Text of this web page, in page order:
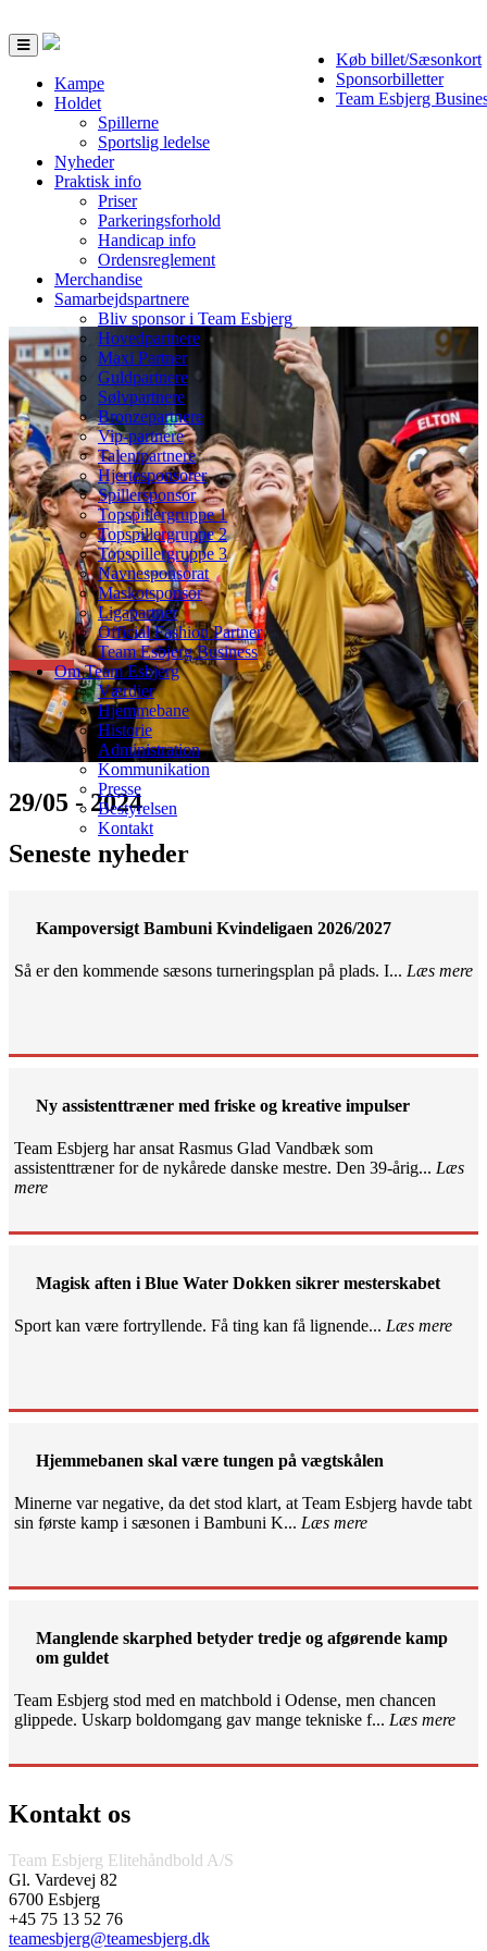
Køb billet/Sæsonkort
Sponsorbilletter
Team Esbjerg
Toggle
navigation
Kampe
Holdet
Spillerne
Sportslig ledelse
Nyheder
Praktisk info
Priser
Parkeringsforhold
Handicap info
Ordensreglement
Merchandise
Samarbejdspartnere
Bliv sponsor i Team Esbjerg
Hovedpartnere
Maxi Partner
Guldpartnere
Sølvpartnere
Bronzepartnere
Vip-partnere
Talentpartnere
Hjertesponsorer
Spillersponsor
Topspillergruppe 1
Topspillergruppe 2
Topspillergruppe 3
Navnesponsorat
Maskotsponsor
Ligapartner
Official Fashion Partner
Team Esbjerg Business
Om Team Esbjerg
Værdier
Hjemmebane
Historie
Administration
Kommunikation
Presse
Bestyrelsen
Kontakt
29/05 - 2024
Seneste nyheder
Kampoversigt Bambuni Kvindeligaen 2026/2027
Så er den kommende sæsons turneringsplan på plads. I... Læs mere
Ny assistenttræner med friske og kreative impulser
Team Esbjerg har ansat Rasmus Glad Vandbæk som
assistenttræner for de nykårede danske mestre. Den 39-årig... Læs
mere
Magisk aften i Blue Water Dokken sikrer mesterskabet
Sport kan være fortryllende. Få ting kan få lignende... Læs mere
Hjemmebanen skal være tungen på vægtskålen
Minerne var negative, da det stod klart, at Team Esbjerg havde tabt
sin første kamp i sæsonen i Bambuni K... Læs mere
Manglende skarphed betyder tredje og afgørende kamp
om guldet
Team Esbjerg stod med en matchbold i Odense, men chancen
glippede. Uskarp boldomgang gav mange tekniske f... Læs mere
Kontakt os
Team Esbjerg Elitehåndbold A/S
Gl. Vardevej 82
6700 Esbjerg
+45 75 13 52 76
teamesbjerg@teamesbjerg.dk